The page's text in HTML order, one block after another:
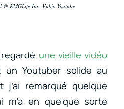
@ KMGLife Inc. Vidéo Youtube
une vieille vidéo
Youtuber solide au
remarqué quelque
m’a en quelque sorte